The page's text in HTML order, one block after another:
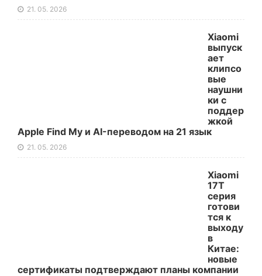
21. 05. 2026
Xiaomi
выпуск
ает
клипсо
вые
наушни
ки с
поддер
жкой
Apple Find My и AI-переводом на 21 язык
21. 05. 2026
Xiaomi
17T
серия
готови
тся к
выходу
в
Китае:
новые
сертификаты подтверждают планы компании